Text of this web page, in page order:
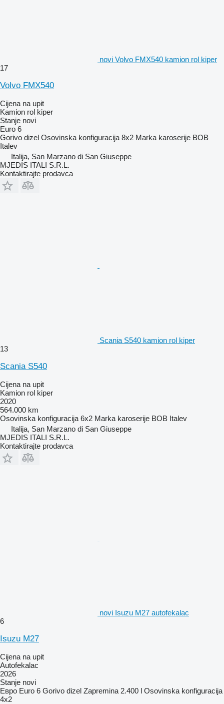
novi Volvo FMX540 kamion rol kiper
17
Volvo FMX540
Cijena na upit
Kamion rol kiper
Stanje novi
Euro 6
Gorivo dizel Osovinska konfiguracija 8x2 Marka karoserije BOB
Italev
Italija, San Marzano di San Giuseppe
MJEDIS ITALI S.R.L.
Kontaktirajte prodavca
Scania S540 kamion rol kiper
13
Scania S540
Cijena na upit
Kamion rol kiper
2020
564.000 km
Osovinska konfiguracija 6x2 Marka karoserije BOB Italev
Italija, San Marzano di San Giuseppe
MJEDIS ITALI S.R.L.
Kontaktirajte prodavca
novi Isuzu M27 autofekalac
6
Isuzu M27
Cijena na upit
Autofekalac
2026
Stanje novi
Евро Euro 6 Gorivo dizel Zapremina 2.400 l Osovinska konfiguracija
4x2